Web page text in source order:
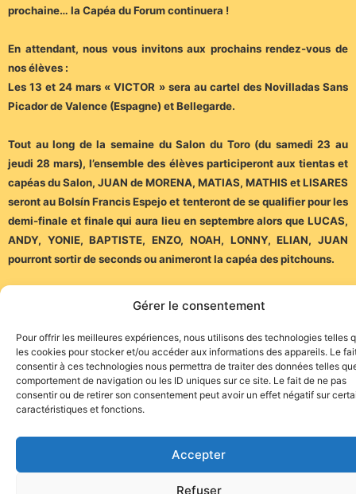
Gérer le consentement
Pour offrir les meilleures expériences, nous utilisons des technologies telles
les cookies pour stocker et/ou accéder aux informations des appareils. Le
consentir à ces technologies nous permettra de traiter des données telles
comportement de navigation ou les ID uniques sur ce site. Le fait de ne pas
consentir ou de retirer son consentement peut avoir un effet négatif sur
caractéristiques et fonctions.
Accepter
Refuser
prochaine… la Capéa du Forum continuera !
En attendant, nous vous invitons aux prochains rendez-vous de
nos élèves :
Les 13 et 24 mars « VICTOR » sera au cartel des Novilladas Sans
Picador de Valence (Espagne) et Bellegarde.
Tout au long de la semaine du Salon du Toro (du samedi 23 au
jeudi 28 mars), l’ensemble des élèves participeront aux tientas et
capéas du Salon, JUAN de MORENA, MATIAS, MATHIS et LISARES
seront au Bolsín Francis Espejo et tenteront de se qualifier pour les
demi-finale et finale qui aura lieu en septembre alors que LUCAS,
ANDY, YONIE, BAPTISTE, ENZO, NOAH, LONNY, ELIAN, JUAN
pourront sortir de seconds ou animeront la capéa des pitchouns.
(Communiqué)
Site de l'association TOROFIESTA